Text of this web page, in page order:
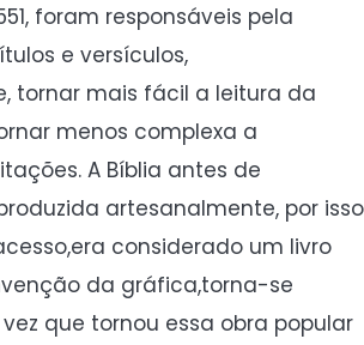
foram responsáveis pela
e versículos,
tornar mais fácil a leitura da
menos complexa a
A Bíblia antes de
artesanalmente, por isso
considerado um livro
da gráfica,torna-se
que tornou essa obra popular